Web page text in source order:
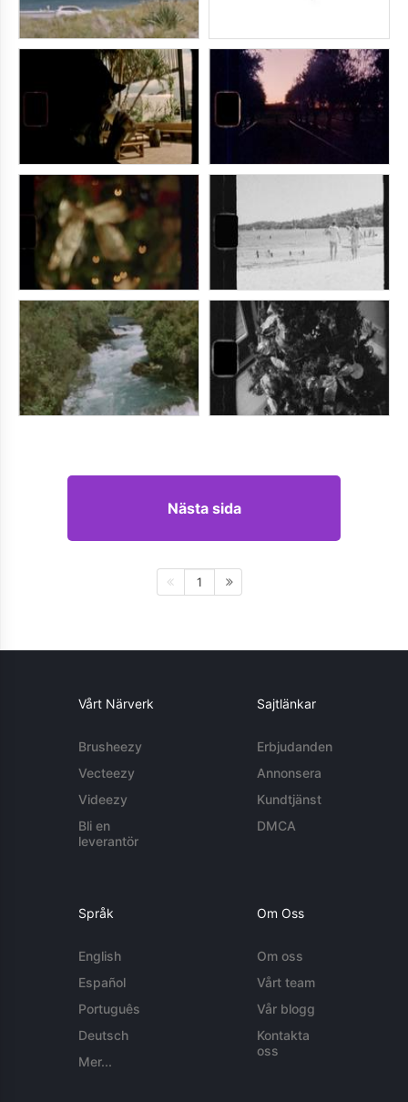
Nästa sida
1
Vårt Närverk
Brusheezy
Vecteezy
Videezy
Bli en
leverantör
Sajtlänkar
Erbjudanden
Annonsera
Kundtjänst
DMCA
Språk
English
Español
Português
Deutsch
Mer...
Om Oss
Om oss
Vårt team
Vår blogg
Kontakta
oss